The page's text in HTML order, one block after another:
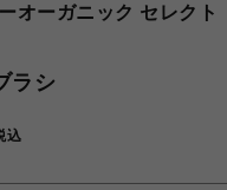
オーガニック セレクト
ラシ
込